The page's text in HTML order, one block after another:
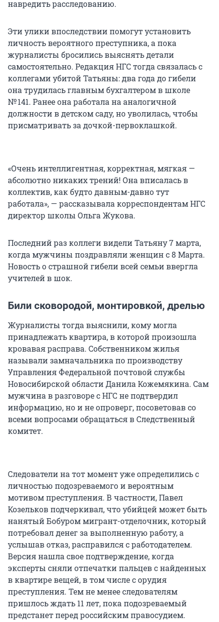
навредить расследованию.
Эти улики впоследствии помогут установить
личность вероятного преступника, а пока
журналисты бросились выяснять детали
самостоятельно. Редакция НГС тогда связалась с
коллегами убитой Татьяны: два года до гибели
она трудилась главным бухгалтером в школе
№ 141. Ранее она работала на аналогичной
должности в детском саду, но уволилась, чтобы
присматривать за дочкой-первоклашкой.
«Очень интеллигентная, корректная, мягкая —
абсолютно никаких трений! Она вписалась в
коллектив, как будто давным-давно тут
работала», — рассказывала корреспондентам НГС
директор школы Ольга Жукова.
Последний раз коллеги видели Татьяну 7 марта,
когда мужчины поздравляли женщин с 8 Марта.
Новость о страшной гибели всей семьи ввергла
учителей в шок.
Били сковородой, монтировкой, дрелью
Журналисты тогда выяснили, кому могла
принадлежать квартира, в которой произошла
кровавая расправа. Собственником жилья
называли замначальника по производству
Управления Федеральной почтовой службы
Новосибирской области Данила Кожемякина. Сам
мужчина в разговоре с НГС не подтвердил
информацию, но и не опроверг, посоветовав со
всеми вопросами обращаться в Следственный
комитет.
Следователи на тот момент уже определились с
личностью подозреваемого и вероятным
мотивом преступления. В частности, Павел
Козельков подчеркивал, что убийцей может быть
нанятый Бобуром мигрант-отделочник, который
потребовал денег за выполненную работу, а
услышав отказ, расправился с работодателем.
Версия нашла свое подтверждение, когда
эксперты сняли отпечатки пальцев с найденных
в квартире вещей, в том числе с орудия
преступления. Тем не менее следователям
пришлось ждать 11 лет, пока подозреваемый
предстанет перед российским правосудием.